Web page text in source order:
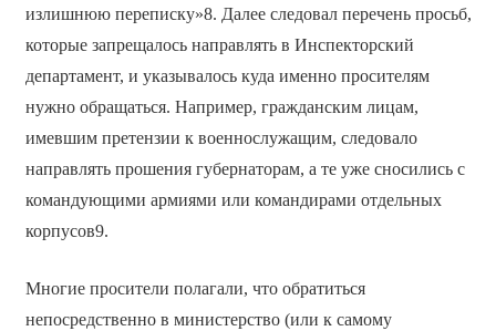
излишнюю переписку»8. Далее следовал перечень просьб,
которые запрещалось направлять в Инспекторский
департамент, и указывалось куда именно просителям
нужно обращаться. Например, гражданским лицам,
имевшим претензии к военнослужащим, следовало
направлять прошения губернаторам, а те уже сносились с
командующими армиями или командирами отдельных
корпусов9.
Многие просители полагали, что обратиться
непосредственно в министерство (или к самому